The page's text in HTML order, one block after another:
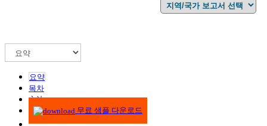
요약
목차
方法
무료 샘플 다운로드